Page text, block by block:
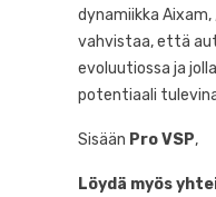
dynamiikka Aixam,
vahvistaa, että
evoluutiossa ja
potentiaali
Sisään Pro VSP,
Löydä myös